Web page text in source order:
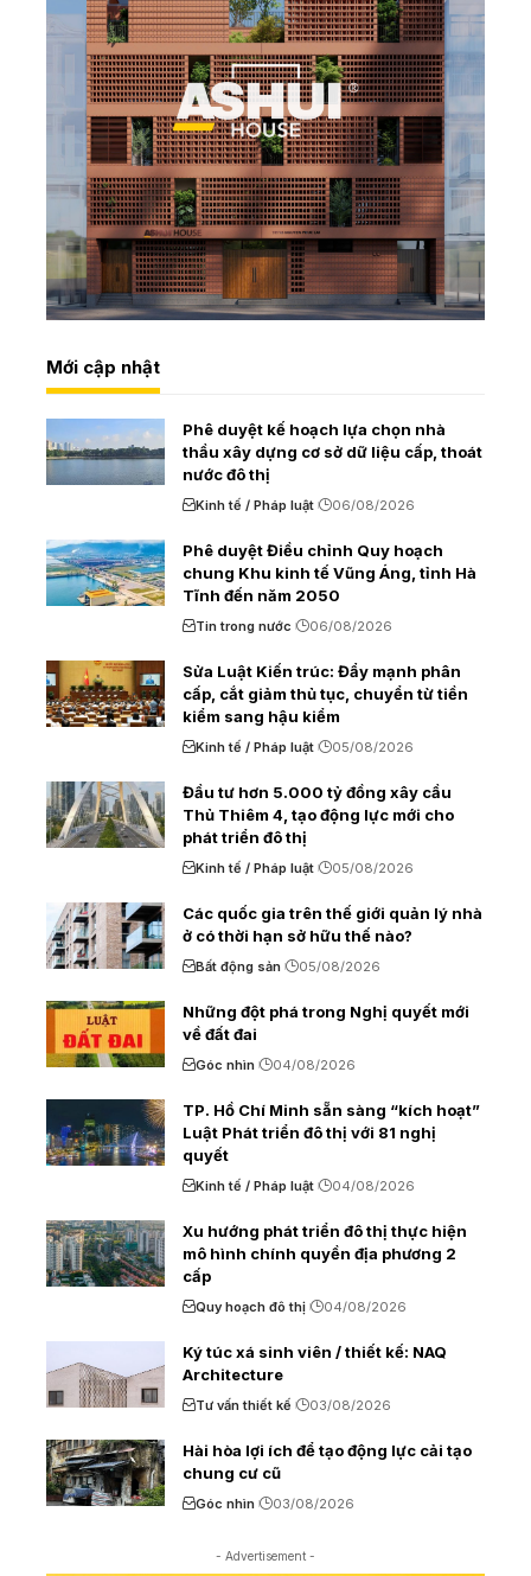
Mới cập nhật
Phê duyệt kế hoạch lựa chọn nhà
thầu xây dựng cơ sở dữ liệu cấp, thoát
nước đô thị
Kinh tế / Pháp luật 06/08/2026
Phê duyệt Điều chỉnh Quy hoạch
chung Khu kinh tế Vũng Áng, tỉnh Hà
Tĩnh đến năm 2050
Tin trong nước 06/08/2026
Sửa Luật Kiến trúc: Đẩy mạnh phân
cấp, cắt giảm thủ tục, chuyển từ tiền
kiểm sang hậu kiểm
Kinh tế / Pháp luật 05/08/2026
Đầu tư hơn 5.000 tỷ đồng xây cầu
Thủ Thiêm 4, tạo động lực mới cho
phát triển đô thị
Kinh tế / Pháp luật 05/08/2026
Các quốc gia trên thế giới quản lý nhà
ở có thời hạn sở hữu thế nào?
Bất động sản 05/08/2026
Những đột phá trong Nghị quyết mới
về đất đai
Góc nhìn 04/08/2026
TP. Hồ Chí Minh sẵn sàng “kích hoạt”
Luật Phát triển đô thị với 81 nghị
quyết
Kinh tế / Pháp luật 04/08/2026
Xu hướng phát triển đô thị thực hiện
mô hình chính quyền địa phương 2
cấp
Quy hoạch đô thị 04/08/2026
Ký túc xá sinh viên / thiết kế: NAQ
Architecture
Tư vấn thiết kế 03/08/2026
Hài hòa lợi ích để tạo động lực cải tạo
chung cư cũ
Góc nhìn 03/08/2026
- Advertisement -